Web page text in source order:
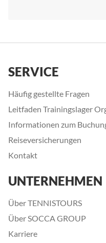
SERVICE
Häufig gestellte Fragen
Leitfaden Trainingslager
Informationen zum
Reiseversicherungen
Kontakt
UNTERNEHMEN
Über TENNISTOURS
Über SOCCA GROUP
Karriere